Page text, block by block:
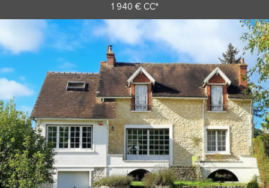
5KM 10KM 25KM
RECHERCHER
+ de critères
+
1 940 € CC*